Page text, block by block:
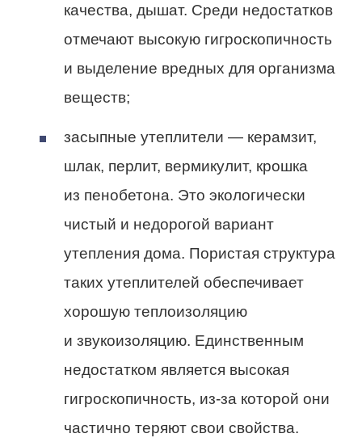
качества, дышат. Среди недостатков
отмечают высокую гигроскопичность
и выделение вредных для организма
веществ;
засыпные утеплители — керамзит,
шлак, перлит, вермикулит, крошка
из пенобетона. Это экологически
чистый и недорогой вариант
утепления дома. Пористая структура
таких утеплителей обеспечивает
хорошую теплоизоляцию
и звукоизоляцию. Единственным
недостатком является высокая
гигроскопичность, из-за которой они
частично теряют свои свойства.